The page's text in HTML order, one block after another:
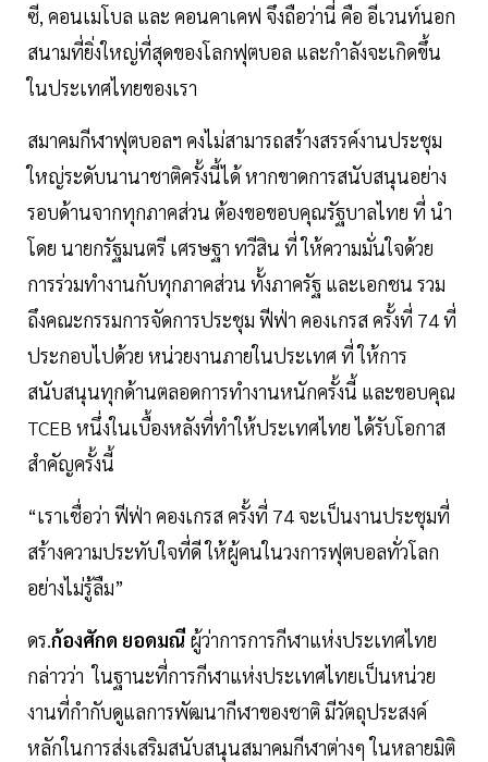
ซี, คอนเมโบล และ คอนคาเคฟ จึงถือว่านี่ คือ อีเวนท์นอก
สนามที่ยิ่งใหญ่ที่สุดของโลกฟุตบอล และกำลังจะเกิดขึ้น
ในประเทศไทยของเรา
สมาคมกีฬาฟุตบอลฯ คงไม่สามารถสร้างสรรค์งานประชุม
ใหญ่ระดับนานาชาติครั้งนี้ได้ หากขาดการสนับสนุนอย่าง
รอบด้านจากทุกภาคส่วน ต้องขอขอบคุณรัฐบาลไทย ที่ นำ
โดย นายกรัฐมนตรี เศรษฐา ทวีสิน ที่ ให้ความมั่นใจด้วย
การร่วมทำงานกับทุกภาคส่วน ทั้งภาครัฐ และเอกชน รวม
ถึงคณะกรรมการจัดการประชุม ฟีฟ่า คองเกรส ครั้งที่ 74 ที่
ประกอบไปด้วย หน่วยงานภายในประเทศ ที่ ให้การ
สนับสนุนทุกด้านตลอดการทำงานหนักครั้งนี้ และขอบคุณ
TCEB หนึ่งในเบื้องหลังที่ทำให้ประเทศไทย ได้รับโอกาส
สำคัญครั้งนี้
“เราเชื่อว่า ฟีฟ่า คองเกรส ครั้งที่ 74 จะเป็นงานประชุมที่
สร้างความประทับใจที่ดี ให้ผู้คนในวงการฟุตบอลทั่วโลก
อย่างไม่รู้ลืม”
ดร.ก้องศักด ยอดมณี ผู้ว่าการการกีฬาแห่งประเทศไทย
กล่าวว่า ในฐานะที่การกีฬาแห่งประเทศไทยเป็นหน่วย
งานที่กำกับดูแลการพัฒนากีฬาของชาติ มีวัตถุประสงค์
หลักในการส่งเสริมสนับสนุนสมาคมกีฬาต่างๆ ในหลายมิติ